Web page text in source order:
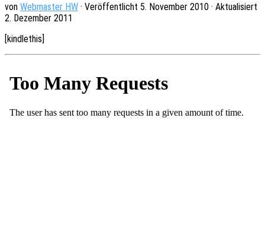
von Webmaster HW · Veröffentlicht 5. November 2010 · Aktualisiert
2. Dezember 2011
[kindle­this]